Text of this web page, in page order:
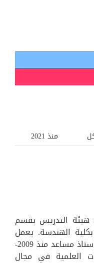
منذ 2021
هيئة التدريس بقسم
بكلية الهندسة. يعمل
السيد مفتاح كرير في طرابلس كـاستاذ مساعد منذ 2009-
العلمية في مجال